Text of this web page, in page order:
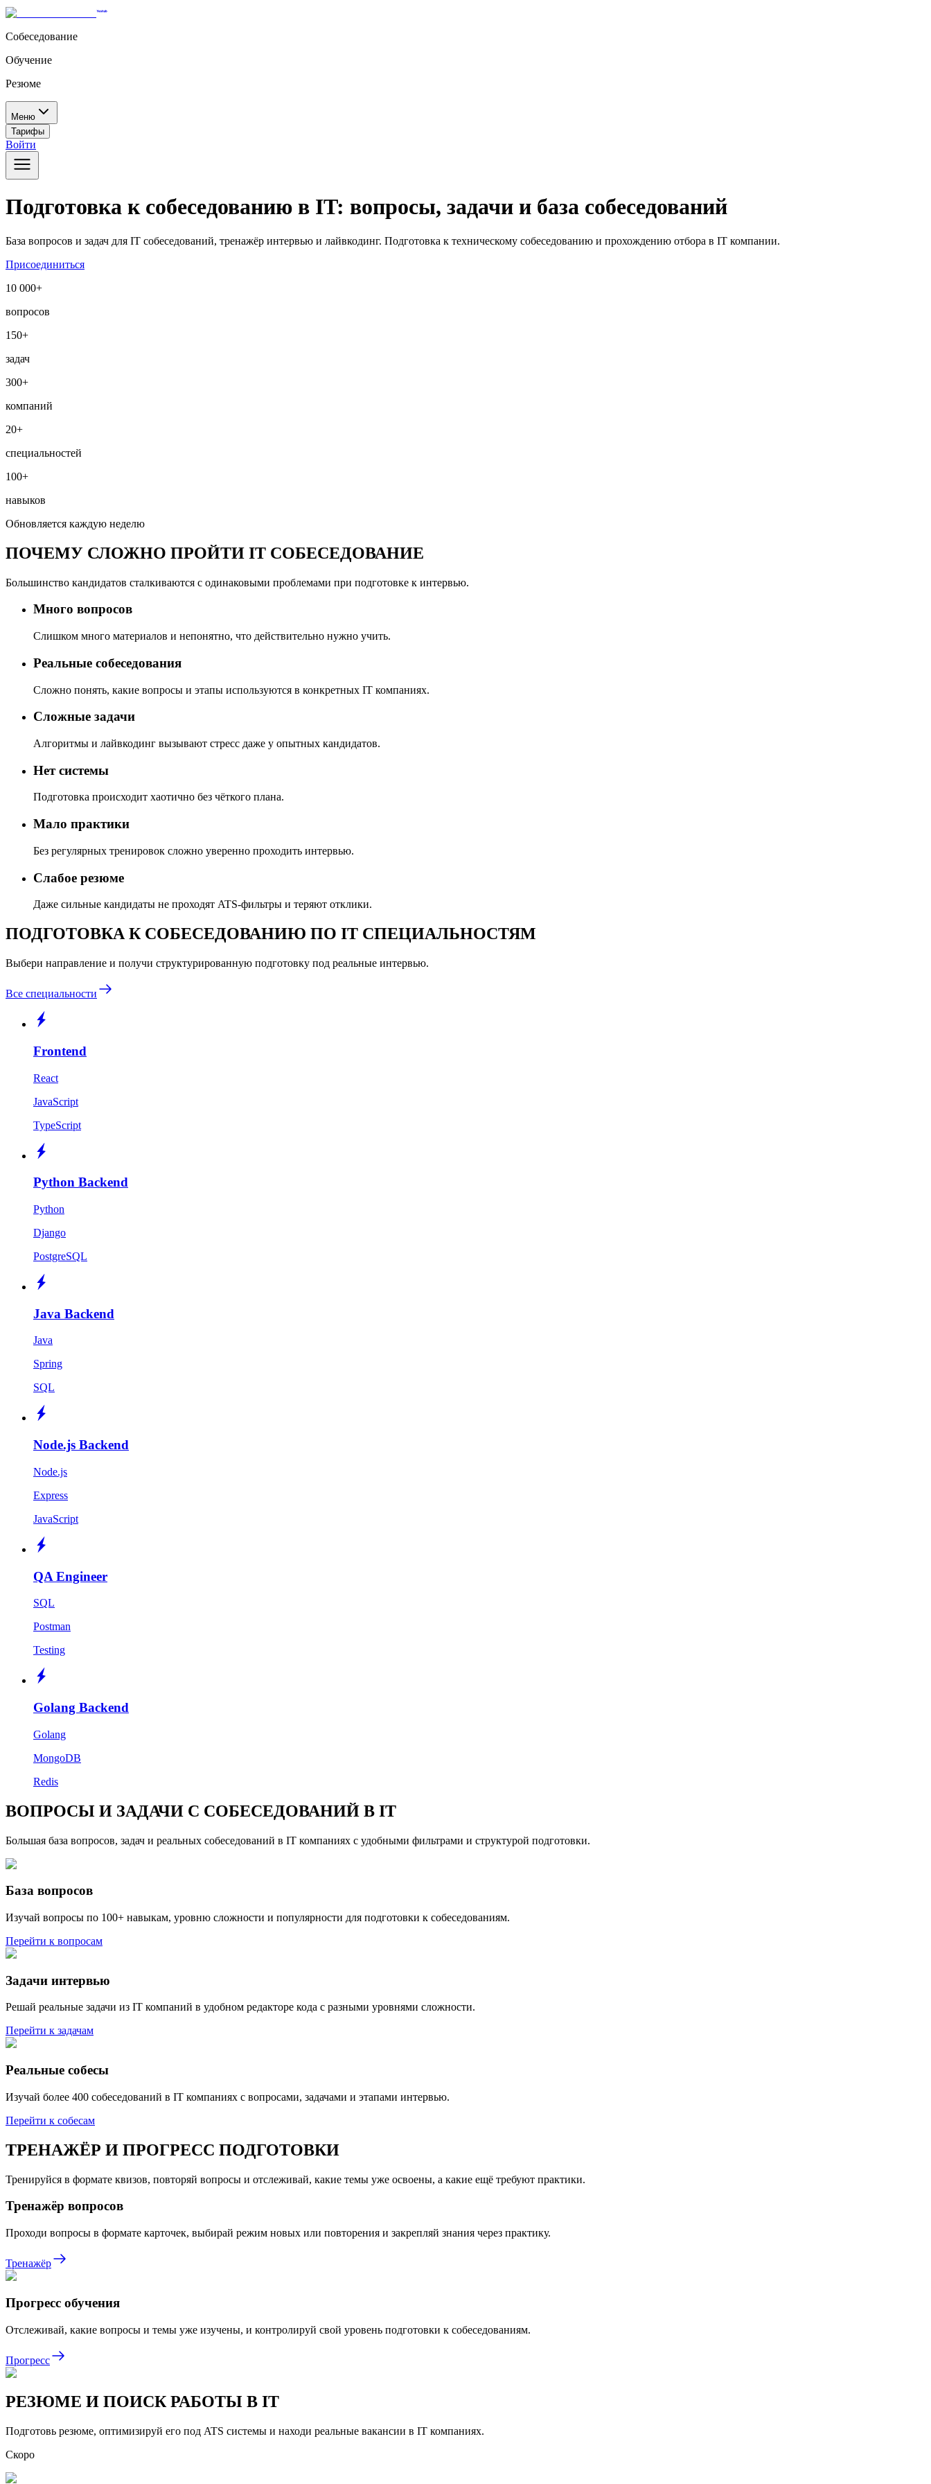
Собеседование
Обучение
Резюме
Меню
Тарифы
Войти
Подготовка к собеседованию в IT: вопросы, задачи и база собеседований
База вопросов и задач для IT собеседований, тренажёр интервью и лайвкодинг. Подготовка к техническому собеседованию и прохождению отбора в IT компании.
Присоединиться
10 000+
вопросов
150+
задач
300+
компаний
20+
специальностей
100+
навыков
Обновляется каждую неделю
ПОЧЕМУ СЛОЖНО ПРОЙТИ IT СОБЕСЕДОВАНИЕ
Большинство кандидатов сталкиваются с одинаковыми проблемами при подготовке к интервью.
Много вопросов
Слишком много материалов и непонятно, что действительно нужно учить.
Реальные собеседования
Сложно понять, какие вопросы и этапы используются в конкретных IT компаниях.
Сложные задачи
Алгоритмы и лайвкодинг вызывают стресс даже у опытных кандидатов.
Нет системы
Подготовка происходит хаотично без чёткого плана.
Мало практики
Без регулярных тренировок сложно уверенно проходить интервью.
Слабое резюме
Даже сильные кандидаты не проходят ATS-фильтры и теряют отклики.
ПОДГОТОВКА К СОБЕСЕДОВАНИЮ ПО IT СПЕЦИАЛЬНОСТЯМ
Выбери направление и получи структурированную подготовку под реальные интервью.
Все специальности
Frontend
React
JavaScript
TypeScript
Python Backend
Python
Django
PostgreSQL
Java Backend
Java
Spring
SQL
Node.js Backend
Node.js
Express
JavaScript
QA Engineer
SQL
Postman
Testing
Golang Backend
Golang
MongoDB
Redis
ВОПРОСЫ И ЗАДАЧИ С СОБЕСЕДОВАНИЙ В IT
Большая база вопросов, задач и реальных собеседований в IT компаниях с удобными фильтрами и структурой подготовки.
База вопросов
Изучай вопросы по 100+ навыкам, уровню сложности и популярности для подготовки к собеседованиям.
Перейти к вопросам
Задачи интервью
Решай реальные задачи из IT компаний в удобном редакторе кода с разными уровнями сложности.
Перейти к задачам
Реальные собесы
Изучай более 400 собеседований в IT компаниях с вопросами, задачами и этапами интервью.
Перейти к собесам
ТРЕНАЖЁР И ПРОГРЕСС ПОДГОТОВКИ
Тренируйся в формате квизов, повторяй вопросы и отслеживай, какие темы уже освоены, а какие ещё требуют практики.
Тренажёр вопросов
Проходи вопросы в формате карточек, выбирай режим новых или повторения и закрепляй знания через практику.
Тренажёр
Прогресс обучения
Отслеживай, какие вопросы и темы уже изучены, и контролируй свой уровень подготовки к собеседованиям.
Прогресс
РЕЗЮМЕ И ПОИСК РАБОТЫ В IT
Подготовь резюме, оптимизируй его под ATS системы и находи реальные вакансии в IT компаниях.
Скоро